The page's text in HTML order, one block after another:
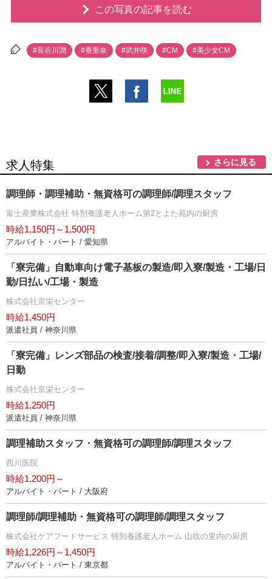
この写真の記事を読む
#長谷川潤 #香里奈 #武井咲 #CM #美少女CM
求人特集 さらに見る
調理師・調理補助・無資格可の調理師/調理スタッフ
富士産業株式会社 特別養護老人ホーム第2とよた苑内の厨房
時給1,150円～1,500円
アルバイト・パート / 愛知県
「寮完備」自動車向け電子基板の製造/即入寮/製造・工場/日
勤/日払い/工場・製造
株式会社京栄センター
時給1,450円
派遣社員 / 神奈川県
「寮完備」レンズ部品の検査/接着/調整/即入寮/製造・工場/
日勤
株式会社京栄センター
時給1,250円
派遣社員 / 神奈川県
調理補助スタッフ・無資格可の調理師/調理スタッフ
西川医院
時給1,200円～
アルバイト・パート / 大阪府
調理師/調理補助・無資格可の調理師/調理スタッフ
株式会社ケアフードサービス 特別養護老人ホーム 山吹の里内の厨房
時給1,226円～1,450円
アルバイト・パート / 東京都